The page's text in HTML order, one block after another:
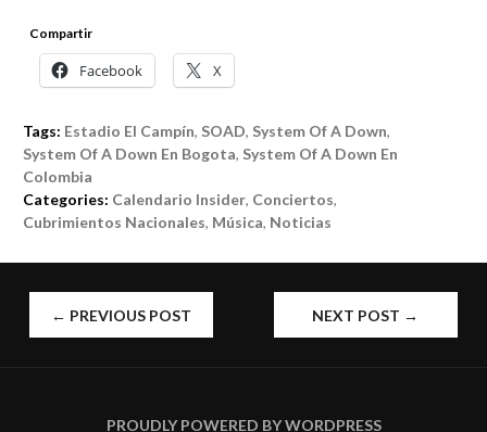
Compartir
Facebook X
Tags: Estadio El Campín, SOAD, System Of A Down,
System Of A Down En Bogota, System Of A Down En
Colombia
Categories: Calendario Insider, Conciertos,
Cubrimientos Nacionales, Música, Noticias
POST
← PREVIOUS POST NEXT POST →
PROUDLY POWERED BY WORDPRESS